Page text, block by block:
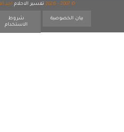
© 2007 - 2026 تفسير الاحلام احد
بيان الخصوصية
شروط
الاستخدام